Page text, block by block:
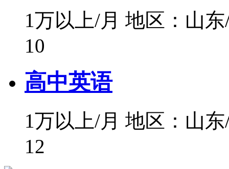
1万以上/月 地区：山
10
高中英语
1万以上/月 地区：山
12